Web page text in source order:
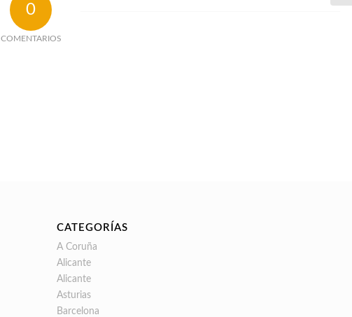
0
COMENTARIOS
CATEGORÍAS
A Coruña
Alicante
Alicante
Asturias
Barcelona